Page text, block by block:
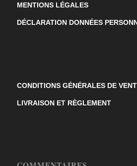
MENTIONS LÉGALES
DÉCLARATION DONNÉES
CONDITIONS GÉNÉRALES DE
LIVRAISON ET RÈGLEMENT